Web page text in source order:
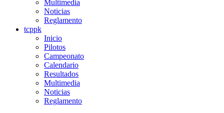
Multimedia
Noticias
Reglamento
tcppk
Inicio
Pilotos
Campeonato
Calendario
Resultados
Multimedia
Noticias
Reglamento